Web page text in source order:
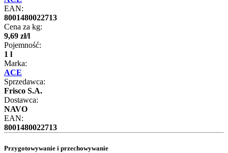
EAN:
8001480022713
Cena za kg:
9,69 zł/l
Pojemność:
1 l
Marka:
ACE
Sprzedawca:
Frisco S.A.
Dostawca:
NAVO
EAN:
8001480022713
Przygotowywanie i przechowywanie